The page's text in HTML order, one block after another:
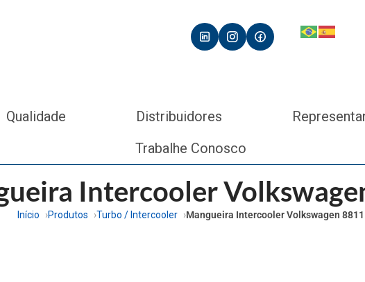
Qualidade Distribuidores
Trabalhe Conosco
Intercooler
Início Produtos Turbo / Intercooler Mangueira Intercooler Volkswagen 8811